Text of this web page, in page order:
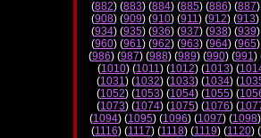
(882) (883) (884) (885) (886) (887
(908) (909) (910) (911) (912) (913)
(934) (935) (936) (937) (938) (939
(960) (961) (962) (963) (964) (965
(986) (987) (988) (989) (990) (991)
(1010) (1011) (1012) (1013) (
(1031) (1032) (1033) (1034) (
(1052) (1053) (1054) (1055) (
(1073) (1074) (1075) (1076) (
(1094) (1095) (1096) (1097) (1098
(1116) (1117) (1118) (1119) (1120) (